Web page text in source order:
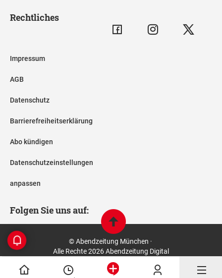
Rechtliches
Impressum
AGB
Datenschutz
Barrierefreiheitserklärung
Abo kündigen
Datenschutzeinstellungen
anpassen
Folgen Sie uns auf:
© Abendzeitung München ·
Alle Rechte 2026 Abendzeitung Digital